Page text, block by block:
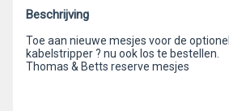
Beschrijving
Toe aan nieuwe mesjes voor de
kabelstripper ? nu ook los te bestellen.
Thomas & Betts reserve mesjes